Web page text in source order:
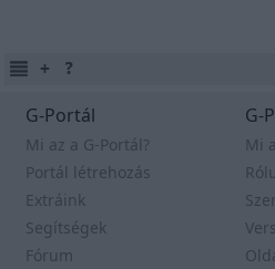
G-Portál
Mi az a G-Portál?
Portál létrehozás
Extráink
Segítségek
Fórum
G-
Mi